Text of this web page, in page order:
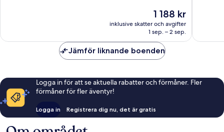
Priset
1 188 kr
1 188 kr
inklusive skatter och avgifter
1 sep. – 2 sep.
Jämför liknande boenden
Logga in för att se aktuella rabatter och förmåner. Fler
förmåner för fler äventyr!
Logga in Registrera dig nu, det är gratis